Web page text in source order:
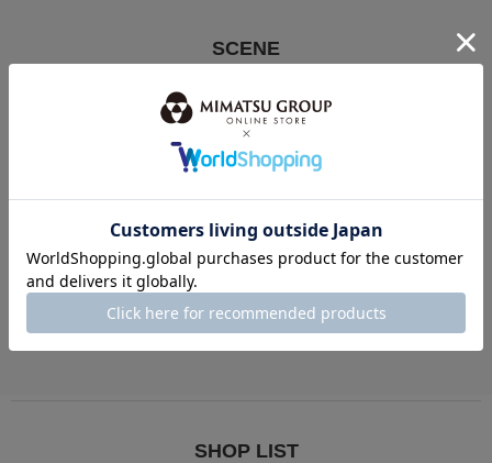
SCENE
結婚式・披露宴
ステージ・演奏会 入卒・七五三・顔合わせ
お通夜・お葬式 デイリー
卒業式
街歩き 慶事
弔事 花火大会・お祭り
SHOP LIST